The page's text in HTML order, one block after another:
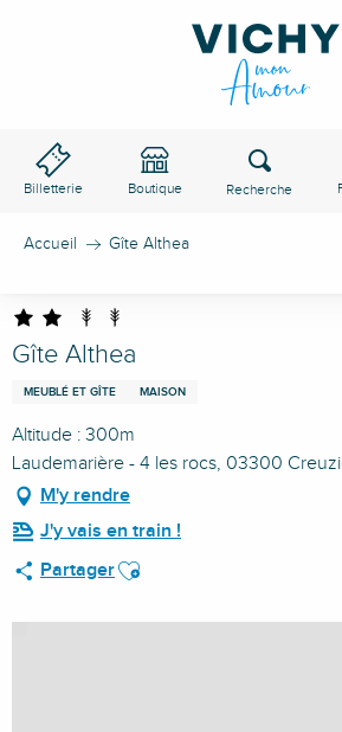
Billetterie Boutique
Accueil Gîte Althea
Gîte Althea
MEUBLÉ ET GÎTE MAISON
Altitude : 300m
Laudemarière - 4 les rocs, 03300
M'y rendre
J'y vais en train !
PartagerAjouter aux favoris